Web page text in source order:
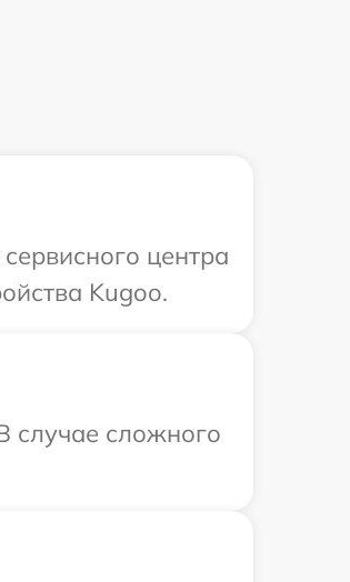
центра
Kugoo.
случае сложного